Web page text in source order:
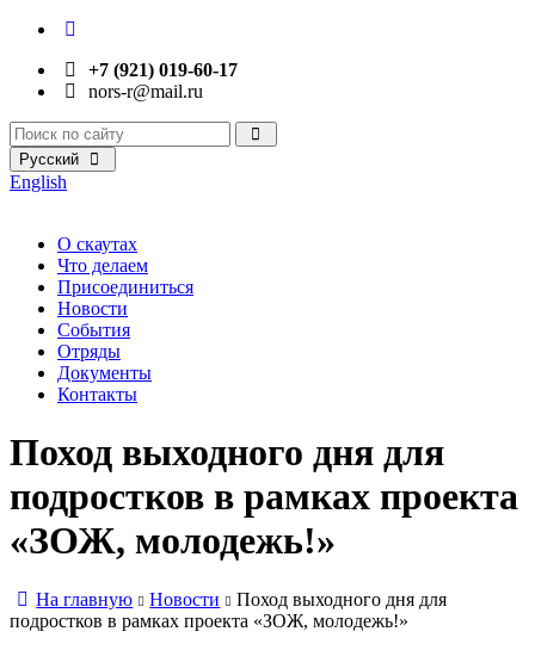
+7 (921) 019-60-17
nors-r@mail.ru
Русский
English
О скаутах
Что делаем
Присоединиться
Новости
События
Отряды
Документы
Контакты
Поход выходного дня для
подростков в рамках проекта
«ЗОЖ, молодежь!»
На главную Новости
Поход выходного дня для
подростков в рамках проекта «ЗОЖ, молодежь!»